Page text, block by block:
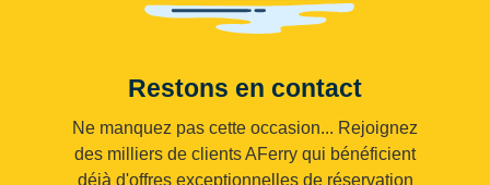
Restons en contact
Ne manquez pas cette occasion... Rejoignez
des milliers de clients AFerry qui bénéficient
déjà d'offres exceptionnelles de réservation